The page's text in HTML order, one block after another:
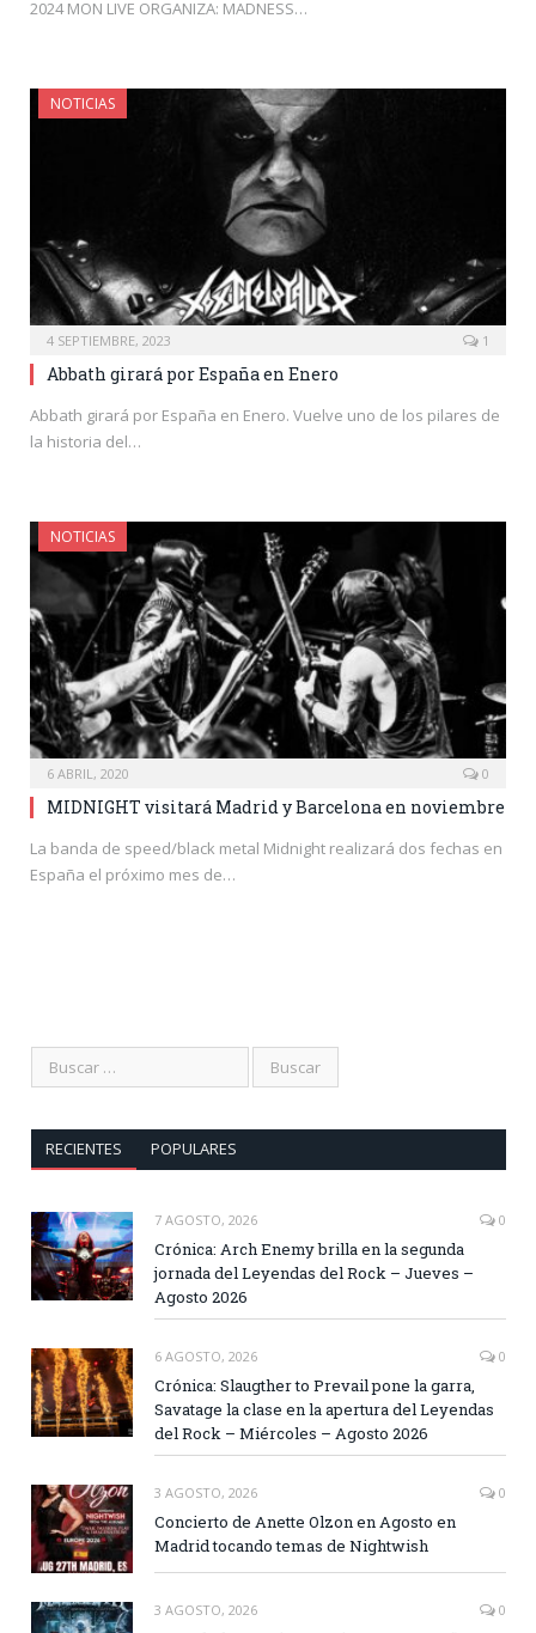
2024 MON LIVE ORGANIZA: MADNESS…
NOTICIAS
4 SEPTIEMBRE, 2023 1
Abbath girará por España en Enero
Abbath girará por España en Enero. Vuelve uno de los pilares de
la historia del…
NOTICIAS
6 ABRIL, 2020 0
MIDNIGHT visitará Madrid y Barcelona en noviembre
La banda de speed/black metal Midnight realizará dos fechas en
España el próximo mes de…
RECIENTES POPULARES
7 AGOSTO, 2026 0
Crónica: Arch Enemy brilla en la segunda
jornada del Leyendas del Rock – Jueves –
Agosto 2026
6 AGOSTO, 2026 0
Crónica: Slaugther to Prevail pone la garra,
Savatage la clase en la apertura del Leyendas
del Rock – Miércoles – Agosto 2026
3 AGOSTO, 2026 0
Concierto de Anette Olzon en Agosto en
Madrid tocando temas de Nightwish
3 AGOSTO, 2026 0